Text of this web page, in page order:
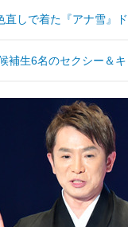
しで着た『アナ雪』
補生6名のセクシー＆